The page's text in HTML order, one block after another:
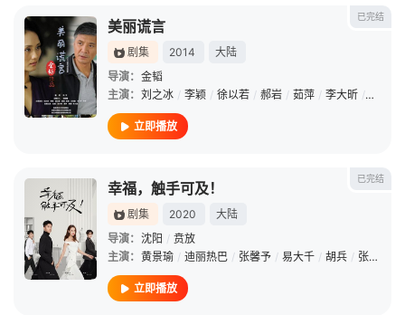
已完结
美丽谎言
剧集 2014
大陆
导演： 金韬
主演： 刘之冰 / 李颖 / 徐以若 / 郝岩 / 茹萍 / 李大昕 / 奚望
立即播放
已完结
幸福，触手可及！
剧集 2020
大陆
导演： 沈阳 / 贲放
主演： 黄景瑜 / 迪丽热巴 / 张馨予 / 易大千 / 胡兵 / 张逗逗
立即播放